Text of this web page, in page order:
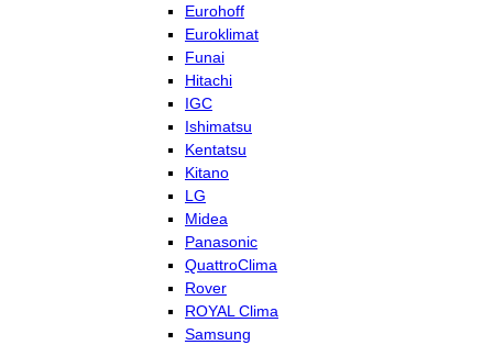
Eurohoff
Euroklimat
Funai
Hitachi
IGC
Ishimatsu
Kentatsu
Kitano
LG
Midea
Panasonic
QuattroClima
Rover
ROYAL Clima
Samsung